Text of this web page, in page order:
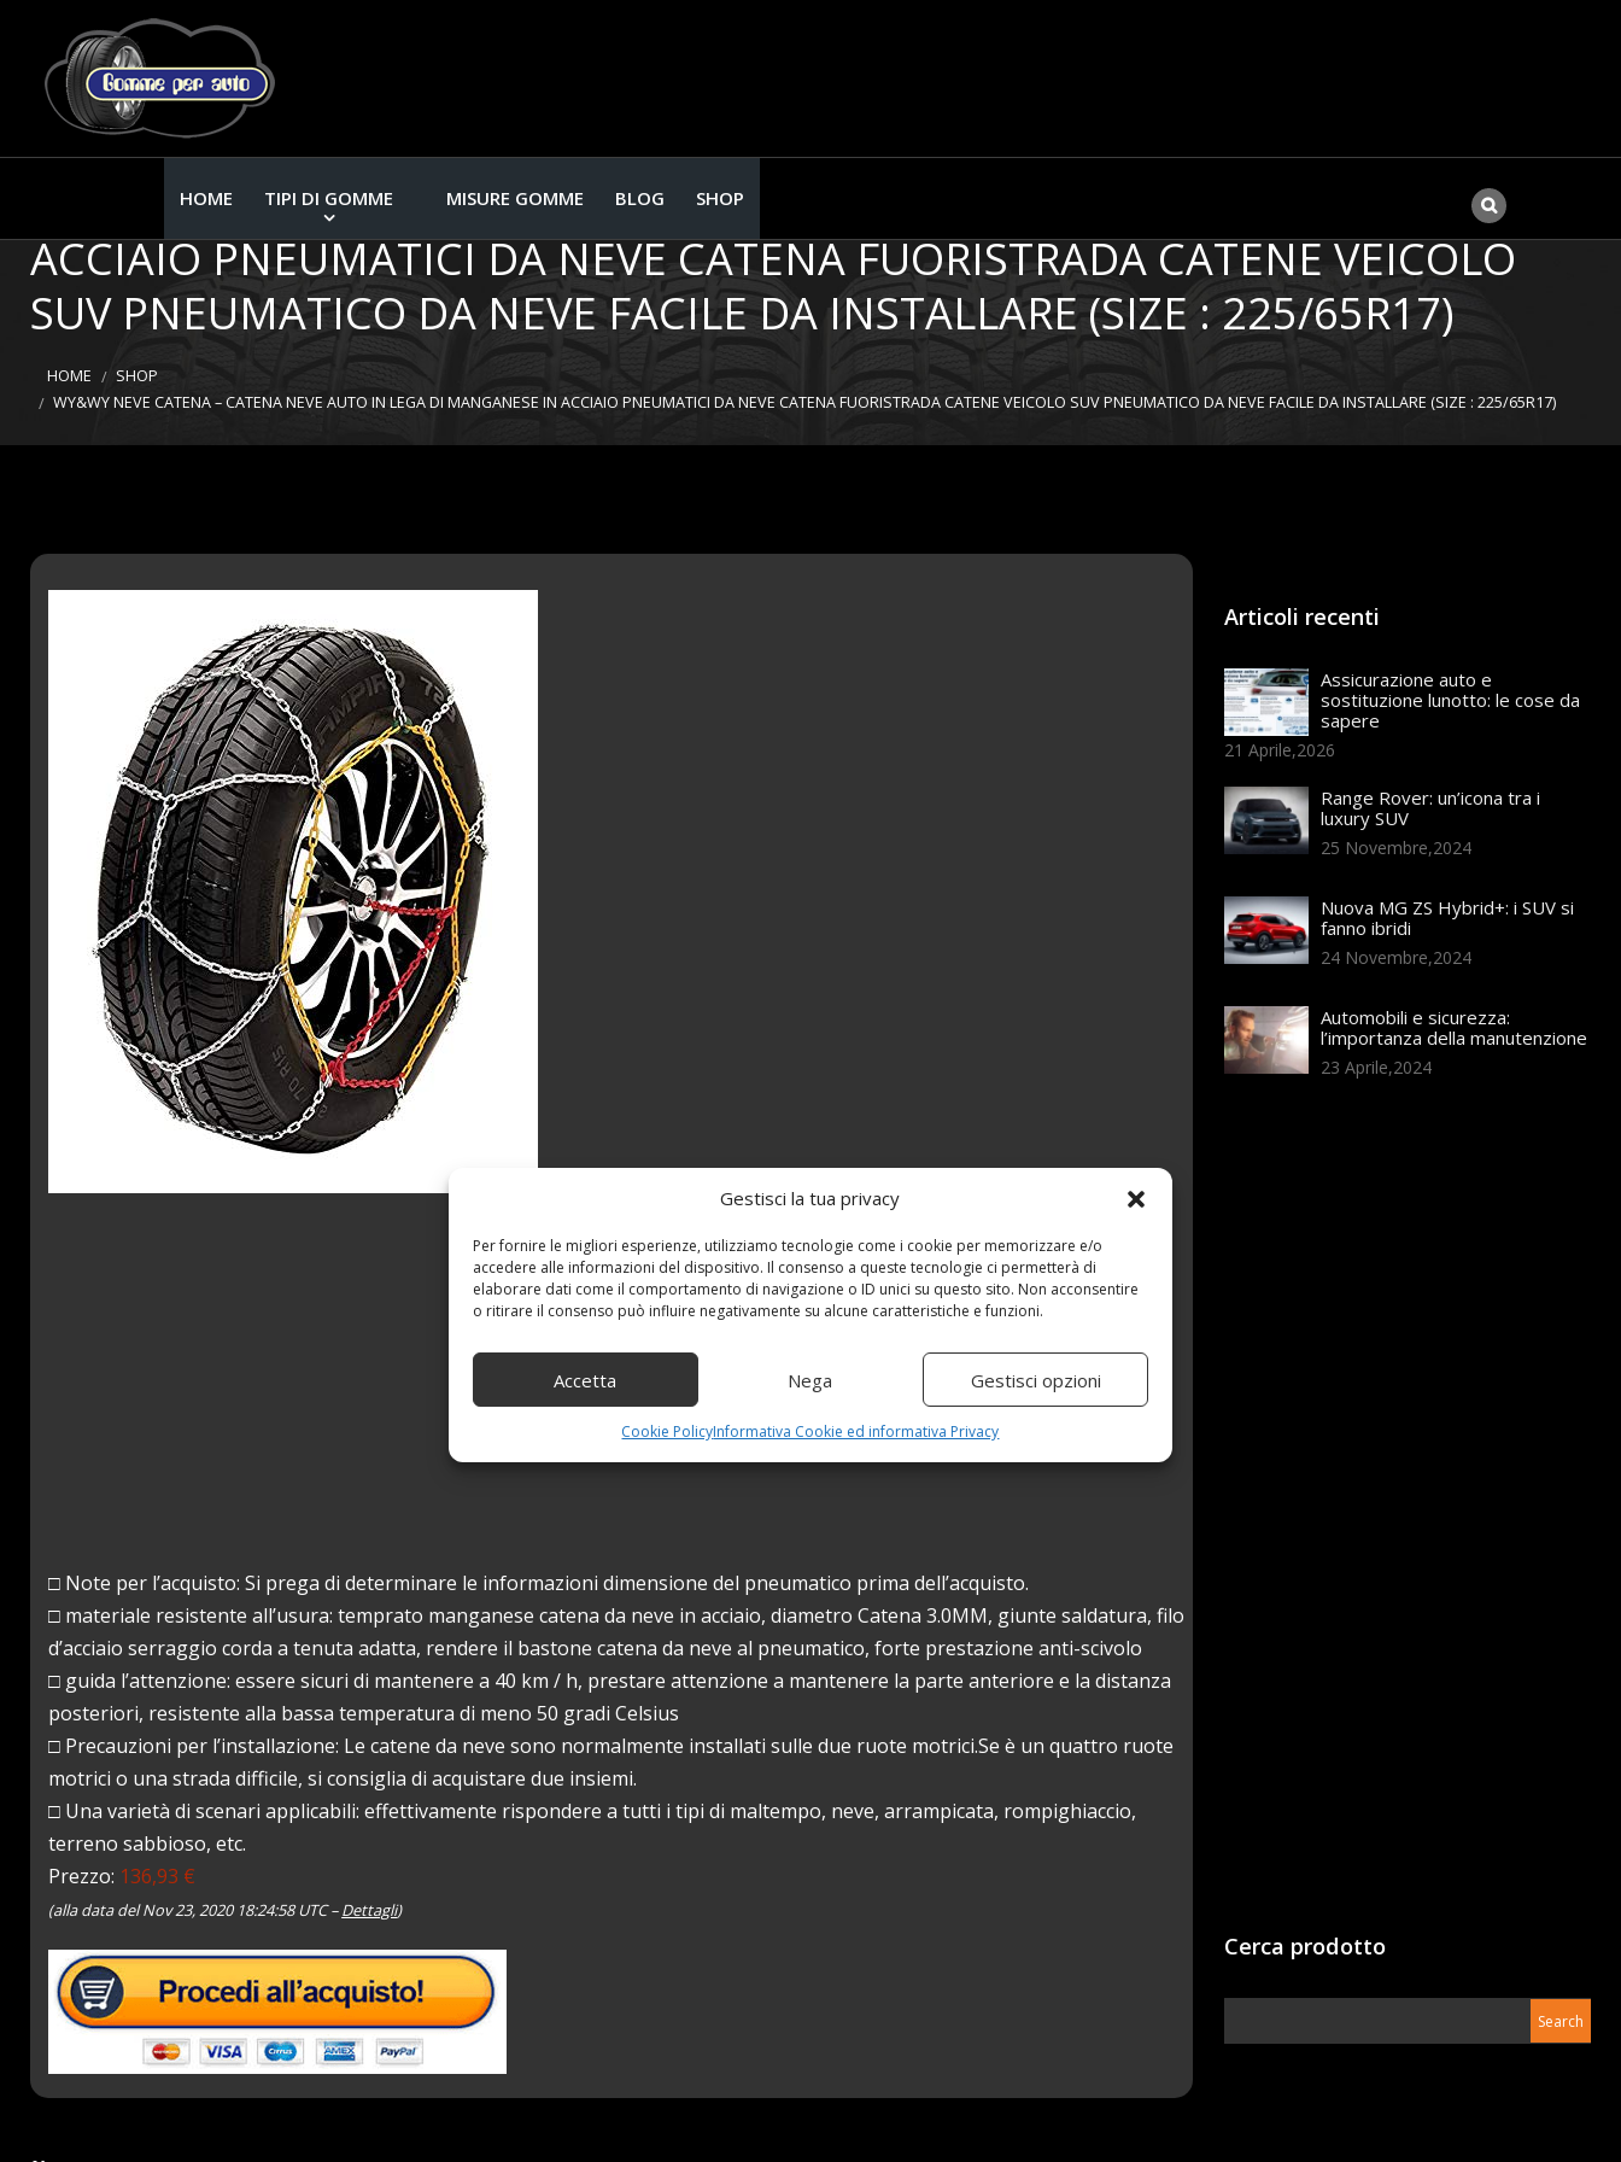
Gestisci la tua privacy
Per fornire le migliori esperienze, utilizziamo tecnologie come i cookie per memorizzare e/o
accedere alle informazioni del dispositivo. Il consenso a queste tecnologie ci permetterà di
elaborare dati come il comportamento di navigazione o ID unici su questo sito. Non acconsentire
o ritirare il consenso può influire negativamente su alcune caratteristiche e funzioni.
Accetta Nega Gestisci opzioni
Cookie PolicyInformativa Cookie ed informativa Privacy
HOME TIPI DI GOMME MISURE GOMME BLOG SHOP
WY&WY NEVE CATENA – CATENA NEVE AUTO IN LEGA DI MANGANESE IN
ACCIAIO PNEUMATICI DA NEVE CATENA FUORISTRADA CATENE VEICOLO
SUV PNEUMATICO DA NEVE FACILE DA INSTALLARE (SIZE : 225/65R17)
HOME
SHOP
WY&WY NEVE CATENA – CATENA NEVE AUTO IN LEGA DI MANGANESE IN ACCIAIO PNEUMATICI DA NEVE CATENA FUORISTRADA CATENE VEICOLO SUV PNEUMATICO DA NEVE FACILE DA INSTALLARE (SIZE : 225/65R17)
□ Note per l’acquisto: Si prega di determinare le informazioni dimensione del pneumatico prima dell’acquisto.
□ materiale resistente all’usura: temprato manganese catena da neve in acciaio, diametro Catena 3.0MM, giunte saldatura, filo
d’acciaio serraggio corda a tenuta adatta, rendere il bastone catena da neve al pneumatico, forte prestazione anti-scivolo
□ guida l’attenzione: essere sicuri di mantenere a 40 km / h, prestare attenzione a mantenere la parte anteriore e la distanza
posteriori, resistente alla bassa temperatura di meno 50 gradi Celsius
□ Precauzioni per l’installazione: Le catene da neve sono normalmente installati sulle due ruote motrici.Se è un quattro ruote
motrici o una strada difficile, si consiglia di acquistare due insiemi.
□ Una varietà di scenari applicabili: effettivamente rispondere a tutti i tipi di maltempo, neve, arrampicata, rompighiaccio,
terreno sabbioso, etc.
Prezzo: 136,93 €
(alla data del Nov 23, 2020 18:24:58 UTC –Dettagli)
Articoli recenti
Assicurazione auto e
sostituzione lunotto: le cose da
sapere
21 Aprile,2026
Range Rover: un’icona tra i
luxury SUV
25 Novembre,2024
Nuova MG ZS Hybrid+: i SUV si
fanno ibridi
24 Novembre,2024
Automobili e sicurezza:
l’importanza della manutenzione
23 Aprile,2024
Cerca prodotto